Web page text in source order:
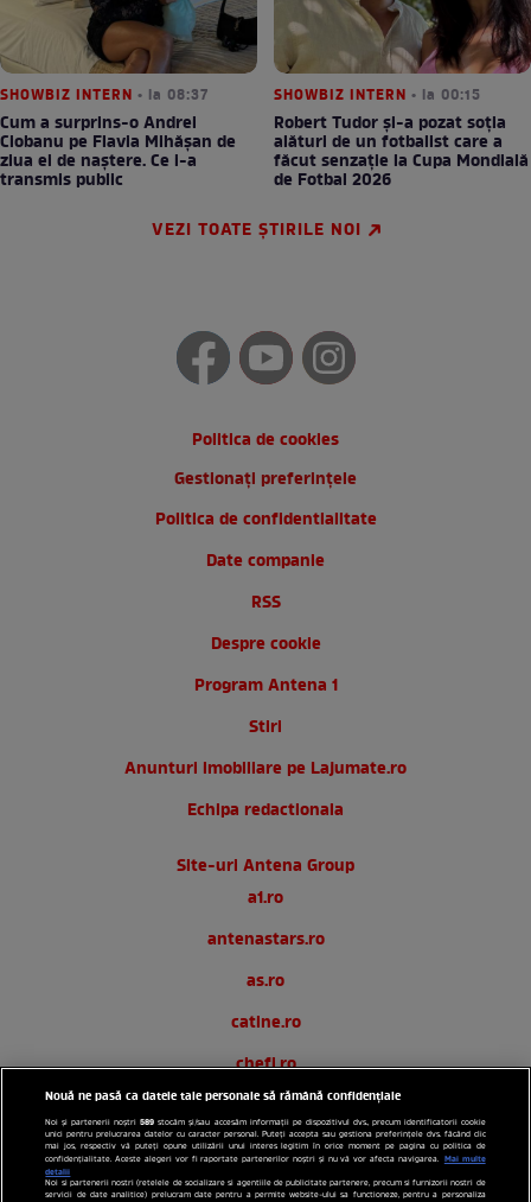
SHOWBIZ INTERN • la 08:37
Cum a surprins-o Andrei
Ciobanu pe Flavia Mihășan de
ziua ei de naștere. Ce i-a
transmis public
SHOWBIZ INTERN • la 00:15
Robert Tudor și-a pozat soția
alături de un fotbalist care a
făcut senzație la Cupa Mondială
de Fotbal 2026
VEZI TOATE ȘTIRILE NOI
Politica de cookies
Gestionați preferințele
Politica de confidentialitate
Date companie
RSS
Despre cookie
Program Antena 1
Stiri
Anunturi imobiliare pe Lajumate.ro
Echipa redactionala
Site-uri Antena Group
a1.ro
antenastars.ro
as.ro
catine.ro
chefi.ro
deparinti.ro
medicool.ro
observatornews.ro
Nouă ne pasă ca datele tale personale să rămână confidențiale
Noi și partenerii noștri589 stocăm și/sau accesăm informații pe dispozitivul dvs., precum identificatorii cookie
unici pentru prelucrarea datelor cu caracter personal. Puteți accepta sau gestiona preferințele dvs. făcând clic
mai jos, respectiv vă puteți opune utilizării unui interes legitim în orice moment pe pagina cu politica de
confidențialitate. Aceste alegeri vor fi raportate partenerilor noștri și nu vă vor afecta navigarea. Mai multe
detalii
Noi si partenerii nostri (retelele de socializare si agentiile de publicitate partenere, precum si furnizorii nostri de
servicii de date analitice) prelucram date pentru a permite website-ului sa functioneze, pentru a personaliza